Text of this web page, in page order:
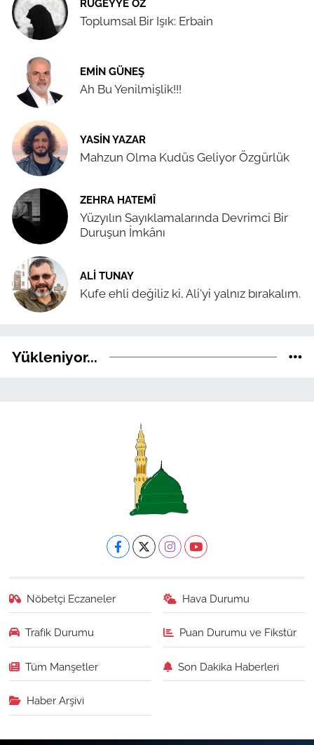
RUGEYYE ÖZ
Toplumsal Bir Işık: Erbain
EMIN GÜNEŞ
Ah Bu Yenilmişlik!!!
YASIN YAZAR
Mahzun Olma Kudüs Geliyor Özgürlük
ZEHRA HATEMÎ
Yüzyılın Sayıklamalarında Devrimci Bir
Duruşun İmkânı
ALI TUNAY
Kufe ehli değiliz ki, Ali'yi yalnız bırakalım.
Yükleniyor...
Nöbetçi Eczaneler Hava Durumu
Trafik Durumu Puan Durumu ve Fikstür
Tüm Manşetler Son Dakika Haberleri
Haber Arşivi